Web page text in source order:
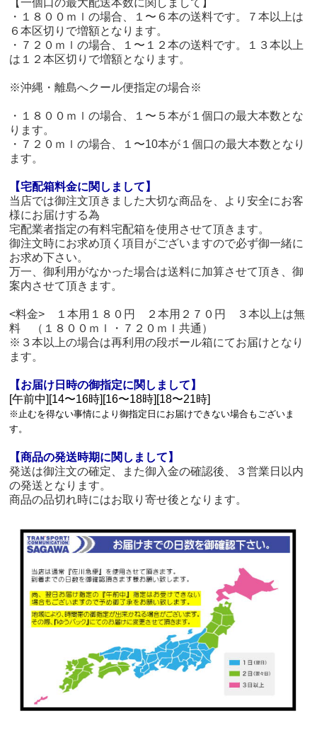
・１８００ｍｌの場合、１〜６本の送料です。７本以上は
６本区切りで増額となります。
・７２０ｍｌの場合、１〜１２本の送料です。１３本以上
は１２本区切りで増額となります。
※沖縄・離島へクール便指定の場合※
・１８００ｍｌの場合、１〜５本が１個口の最大本数とな
ります。
・７２０ｍｌの場合、１〜10本が１個口の最大本数となり
ます。
【宅配箱料金に関しまして】
当店では御注文頂きました大切な商品を、より安全にお客
様にお届けする為
宅配業者指定の有料宅配箱を使用させて頂きます。
御注文時にお求め頂く項目がございますので必ず御一緒に
お求め下さい。
万一、御利用がなかった場合は送料に加算させて頂き、御
案内させて頂きます。
<料金> １本用１８０円 ２本用２７０円 ３本以上は無
料 （１８００ｍｌ・７２０ｍｌ共通）
※３本以上の場合は再利用の段ボール箱にてお届けとなり
ます。
【お届け日時の御指定に関しまして】
[午前中][14〜16時][16〜18時][18〜21時]
※止むを得ない事情により御指定日にお届けできない場合もございま
す。
【商品の発送時期に関しまして】
発送は御注文の確定、また御入金の確認後、３営業日以内
の発送となります。
商品の品切れ時にはお取り寄せ後となります。